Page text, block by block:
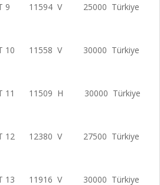
9 11594 V 25000 Türkiye
10 11558 V 30000 Türkiye
11 11509 H 30000 Türkiye
12 12380 V 27500 Türkiye
13 11916 V 30000 Türkiye